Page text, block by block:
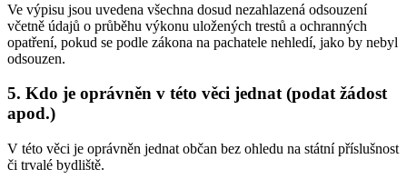
Ve výpisu jsou uvedena všechna dosud nezahlazená odsouzení
včetně údajů o průběhu výkonu uložených trestů a ochranných
opatření, pokud se podle zákona na pachatele nehledí, jako by nebyl
odsouzen.
5. Kdo je oprávněn v této věci jednat (podat žádost
apod.)
V této věci je oprávněn jednat občan bez ohledu na státní příslušnost
či trvalé bydliště.